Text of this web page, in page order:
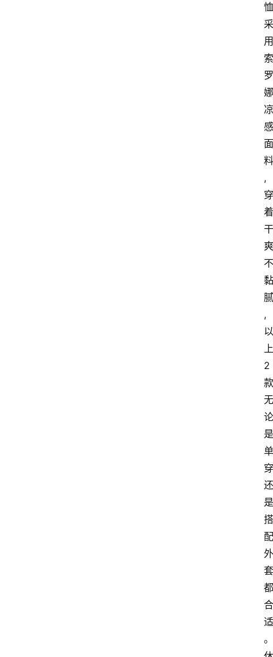
恤
采
用
索
罗
娜
凉
感
面
料
,
穿
着
干
爽
不
黏
腻
,
以
上
2
款
无
论
是
单
穿
还
是
搭
配
外
套
都
合
适
。